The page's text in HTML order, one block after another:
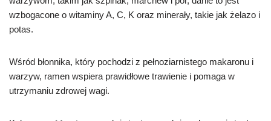
wzbogacone o witaminy A, C, K oraz minerały, takie jak żelazo i
potas.
Wśród błonnika, który pochodzi z pełnoziarnistego makaronu i
warzyw, ramen wspiera prawidłowe trawienie i pomaga w
utrzymaniu zdrowej wagi.